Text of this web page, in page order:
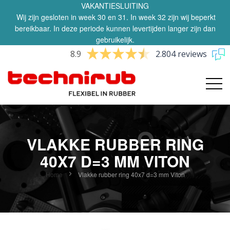
VAKANTIESLUITING
Wij zijn gesloten in week 30 en 31. In week 32 zijn wij beperkt
bereikbaar. In deze periode kunnen levertijden langer zijn dan
gebruikelijk.
8.9 2.804 reviews
VLAKKE RUBBER RING
40X7 D=3 MM VITON
Home Vlakke rubber ring 40x7 d=3 mm Viton